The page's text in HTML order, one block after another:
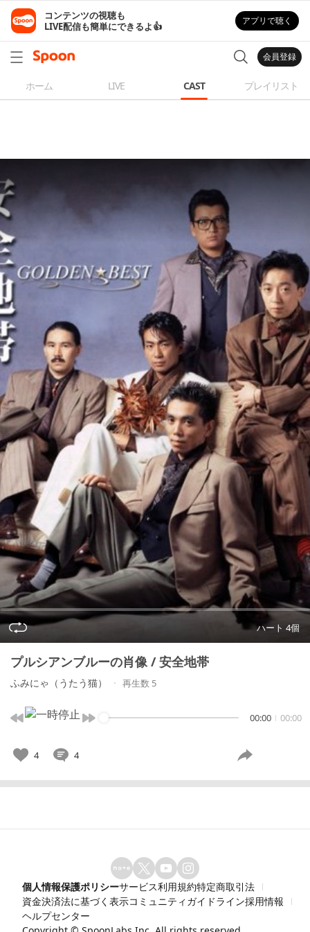
コンテンツの視聴も
LIVE配信も簡単にできるよ👍
アプリで聴く
会員登録
ホーム LIVE CAST プレイリスト
ハート 4個
プルシアンブルーの肖像 / 安全地帯
ふみにゃ（うたう猫） 再生数 5
00:00 00:00
4 4
個人情報保護ポリシーサービス利用規約特定商取引法
資金決済法に基づく表示コミュニティガイドライン採用情報
ヘルプセンター